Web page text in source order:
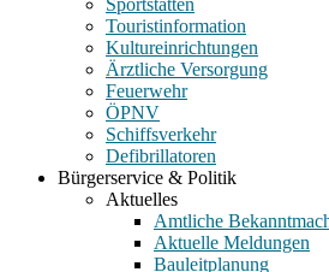
Sportstätten
Touristinformation
Kultureinrichtungen
Ärztliche Versorgung
Feuerwehr
ÖPNV
Schiffsverkehr
Defibrillatoren
Bürgerservice & Politik
Aktuelles
Amtliche
Aktuelle Meldungen
Bauleitplanung